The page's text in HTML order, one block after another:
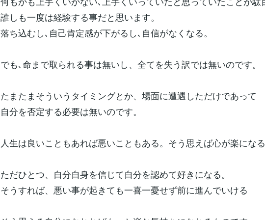
誰しも一度は経験する事だと思います。
落ち込むし､自己肯定感が下がるし､自信がなくなる。
でも､命まで取られる事は無いし、全てを失う訳では無いのです。
たまたまそういうタイミングとか、場面に遭遇しただけであって
自分を否定する必要は無いのです。
人生は良いこともあれば悪いこともある。そう思えば心が楽になる
ただひとつ、自分自身を信じて自分を認めて好きになる。
そうすれば、悪い事が起きても一喜一憂せず前に進んでいける